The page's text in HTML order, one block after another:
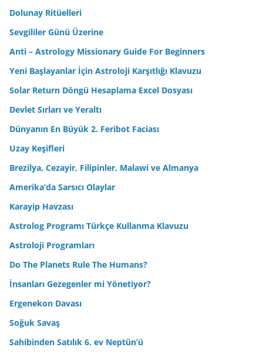
Dolunay Ritüelleri
Sevgililer Günü Üzerine
Anti – Astrology Missionary Guide For Beginners
Yeni Başlayanlar İçin Astroloji Karşıtlığı Klavuzu
Solar Return Döngü Hesaplama Excel Dosyası
Devlet Sırları ve Yeraltı
Dünyanın En Büyük 2. Feribot Faciası
Uzay Keşifleri
Brezilya, Cezayir, Filipinler, Malawi ve Almanya
Amerika’da Sarsıcı Olaylar
Karayip Havzası
Astrolog Programı Türkçe Kullanma Klavuzu
Astroloji Programları
Do The Planets Rule The Humans?
İnsanları Gezegenler mi Yönetiyor?
Ergenekon Davası
Soğuk Savaş
Sahibinden Satılık 6. ev Neptün’ü